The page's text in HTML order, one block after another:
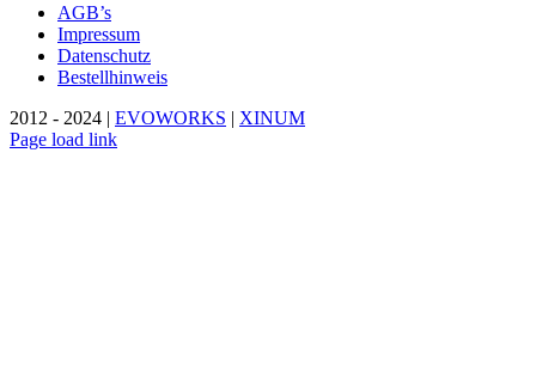
AGB’s
Impressum
Datenschutz
Bestellhinweis
2012 - 2024 | EVOWORKS | XINUM
Page load link